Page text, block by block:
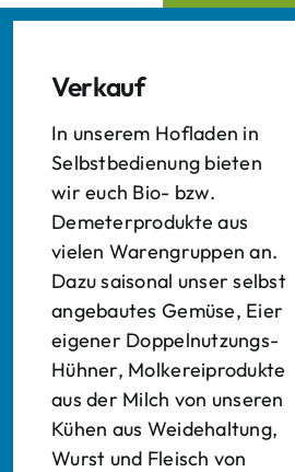
Verkauf
In unserem Hofladen in
Selbstbedienung bieten
wir euch Bio- bzw.
Demeterprodukte aus
vielen Warengruppen an.
Dazu saisonal unser selbst
angebautes Gemüse, Eier
eigener Doppelnutzungs-
Hühner, Molkereiprodukte
aus der Milch von unseren
Kühen aus Weidehaltung,
Wurst und Fleisch von